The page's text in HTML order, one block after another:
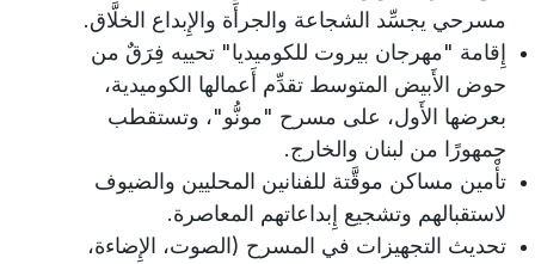
مسرحي يجسِّد الشجاعة والجرأَة والإِبداع الخلَّاق.
إِقامة "مهرجان بيروت للكوميديا" تحييه فِرَقٌ من
حوض الأَبيض المتوسط تقدِّم أَعمالها الكوميدية،
بعرضها الأَول، على مسرح "مونُّو"، وتستقطب
جمهورًا من لبنان والخارج.
تأْمين مساكن موقَّتة للفنانين المحليين والضيوف
لاستقبالهم وتشجيع إِبداعاتهم المعاصرة.
تحديث التجهيزات في المسرح (الصوت، الإِضاءة،